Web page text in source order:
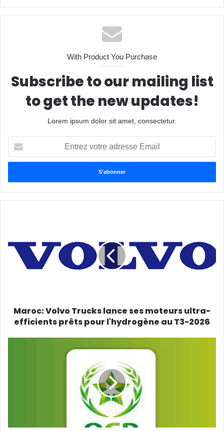
With Product You Purchase
Subscribe to our mailing list
to get the new updates!
Lorem ipsum dolor sit amet, consectetur.
votre
adresse
Maroc: Volvo Trucks lance ses moteurs ultra-
efficients prêts pour l'hydrogène au T3-2026